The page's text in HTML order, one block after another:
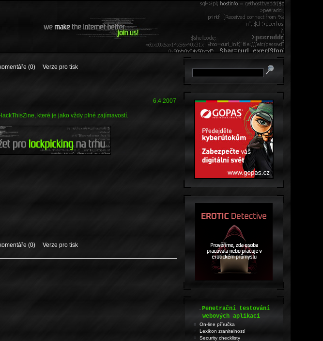
(0) Verze pro tisk
6.4.2007
které je jako vždy plné zajímavostí.
(0) Verze pro tisk
.Penetrační testování
webových aplikací
On-line příručka
Lexikon zranitelností
Security checklisty